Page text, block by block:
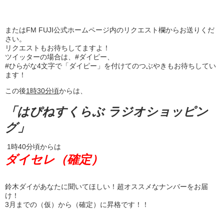
またはFM FUJI公式ホームページ内のリクエスト欄からお送りくだ
さい。
リクエストもお待ちしてますよ！
ツイッターの場合は、#ダイピー、
#ひらがな4文字で「ダイピー」を付けてのつぶやきもお待ちしてい
ます！
この後1時30分頃からは、
「はぴねすくらぶ ラジオショッピン
グ」
1時40分頃からは
ダイセレ（確定）
鈴木ダイがあなたに聞いてほしい！超オススメなナンバーをお届
け！
3月までの（仮）から（確定）に昇格です！！